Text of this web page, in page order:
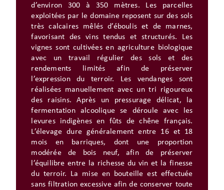
d’environ 300 à 350 mètres. Les parcelles
exploitées par le domaine reposent sur des sols
très calcaires mêlés d’éboulis et de marnes,
favorisant des vins tendus et structurés. Les
vignes sont cultivées en agriculture biologique
avec un travail régulier des sols et des
rendements limités afin de préserver
l’expression du terroir. Les vendanges sont
réalisées manuellement avec un tri rigoureux
des raisins. Après un pressurage délicat, la
fermentation alcoolique se déroule avec les
levures indigènes en fûts de chêne français.
L’élevage dure généralement entre 16 et 18
mois en barriques, dont une proportion
modérée de bois neuf, afin de préserver
l’équilibre entre la richesse du vin et la finesse
du terroir. La mise en bouteille est effectuée
sans filtration excessive afin de conserver toute